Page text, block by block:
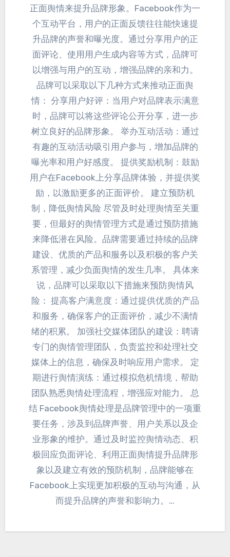
正面舆情来提升品牌形象。 Facebook作为一
个互动平台 ， 用户的正面反馈往往能快速提
升品牌的声誉和曝光度。 通过分享用户的正
面评论、 使用用户生成内容等方式， 品牌可
以增强与用户的互动 ， 增强品牌的亲和力。
品牌可以采取以下几种方式来推动正面舆
情： 分享用户好评： 当用户对品牌表示满意
时， 品牌可以将这些评论公开分享， 进一步
树立良好的品牌形象。 举办互动活动 ： 通过
有趣的互动活动吸引用户参与， 增加品牌的
曝光率和用户好感度。 提供奖励机制 ： 鼓励
用户在Facebook上分享品牌体验 ， 并提供奖
励 ， 以激励更多的正面评价。 建立预防机
制 ， 降低舆情风险 尽管及时处理舆情至关重
要， 但最好的舆情管理方式是通过预防措施
来降低潜在风险。 品牌需要通过持续的品牌
建设、 优质的产品和服务以及积极的客户关
系管理 ， 减少负面舆情的发生几率。 具体来
说 ， 品牌可以采取以下措施来预防舆情风
险 ： 提高客户满意度 ： 通过提供优质的产品
和服务 ， 确保客户的正面评价 ， 减少不满情
绪的积累。 加强社交媒体团队的建设 ： 聘请
专门的舆情管理团队 ， 负责监控和处理社交
媒体上的信息 ， 确保及时响应用户需求。 定
期进行舆情演练 ： 通过模拟危机情境， 帮助
团队熟悉舆情处理流程 ， 增强应对能力。 总
结 Facebook舆情处理是品牌管理中的一项重
要任务 ， 涉及到品牌声誉、 用户关系以及企
业形象的维护。 通过及时监控舆情动态、 积
极回应负面评论、 利用正面舆情提升品牌形
象以及建立有效的预防机制 ， 品牌能够在
Facebook上实现更加积极的互动与沟通 ， 从
而提升品牌的声誉和影响力。…